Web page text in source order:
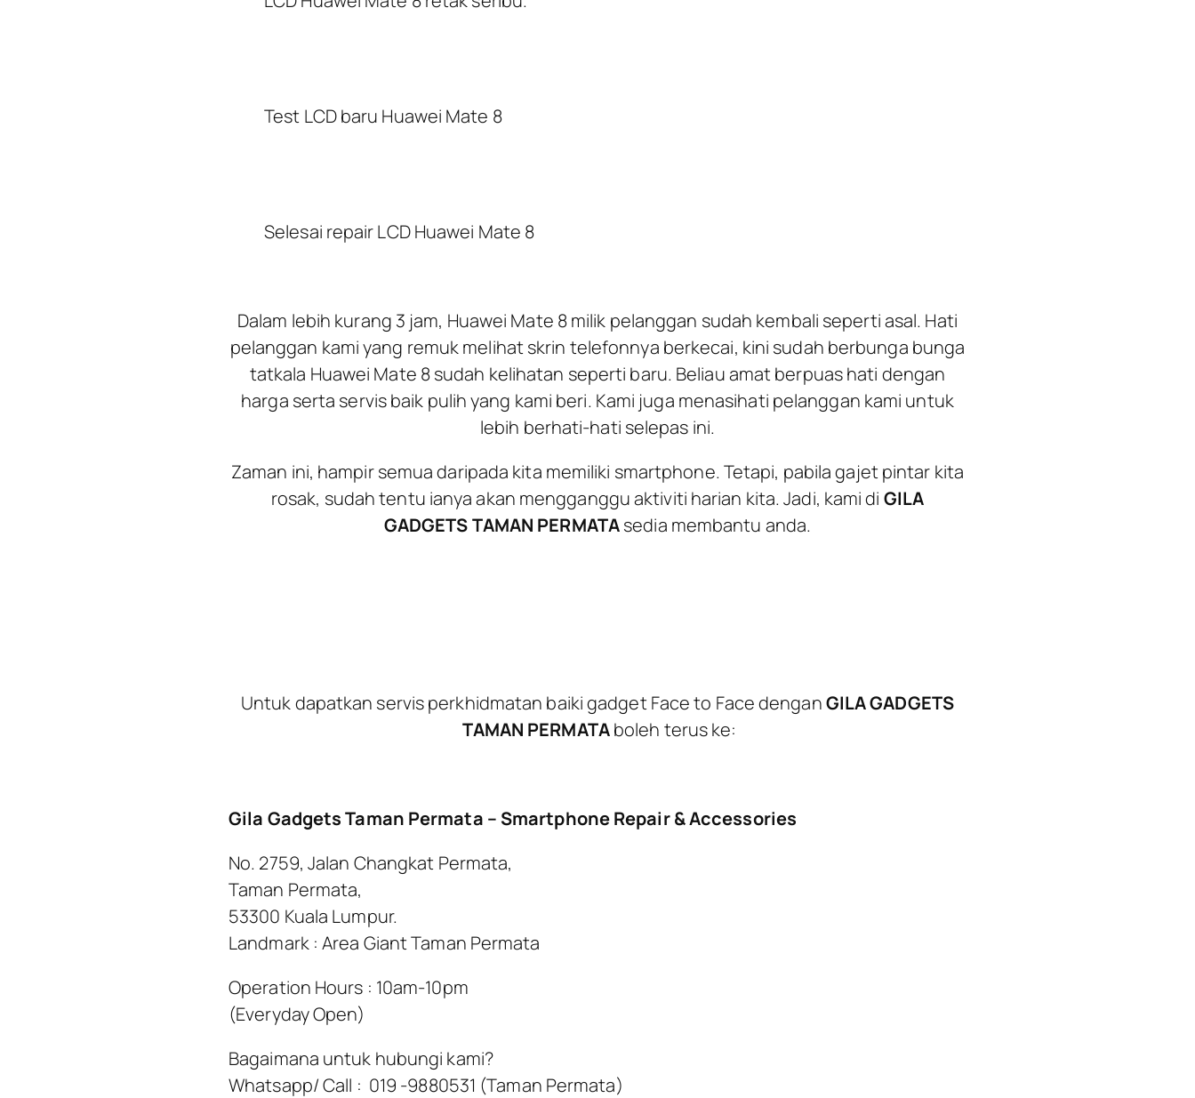
Test LCD baru Huawei Mate 8
Selesai repair LCD Huawei Mate 8
Dalam lebih kurang 3 jam, Huawei Mate 8 milik pelanggan sudah kembali seperti asal. Hati
pelanggan kami yang remuk melihat skrin telefonnya berkecai, kini sudah berbunga bunga
tatkala Huawei Mate 8 sudah kelihatan seperti baru. Beliau amat berpuas hati dengan
harga serta servis baik pulih yang kami beri. Kami juga menasihati pelanggan kami untuk
lebih berhati-hati selepas ini.
Zaman ini, hampir semua daripada kita memiliki smartphone. Tetapi, pabila gajet pintar kita
rosak, sudah tentu ianya akan mengganggu aktiviti harian kita. Jadi, kami di GILA
GADGETS TAMAN PERMATAsedia membantu anda.
Untuk dapatkan servis perkhidmatan baiki gadget Face to Face denganGILA GADGETS
TAMAN PERMATAboleh terus ke:
Gila Gadgets Taman Permata – Smartphone Repair & Accessories
No. 2759, Jalan Changkat Permata,
Taman Permata,
53300 Kuala Lumpur.
Landmark : Area Giant Taman Permata
Operation Hours : 10am-10pm
(Everyday Open)
Bagaimana untuk hubungi kami?
Whatsapp/ Call : 019 -9880531 (Taman Permata)